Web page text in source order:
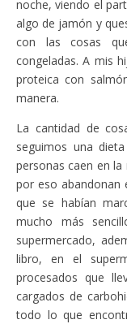
noche, viendo el
algo de jamón y
con las cosas
congeladas. A mis
proteica con
manera.
La cantidad de
seguimos una
personas caen en
por eso abandonan
que se habían
mucho más
supermercado,
libro, en el
procesados que
cargados de
todo lo que